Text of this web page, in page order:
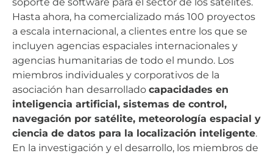
Hasta ahora, ha comercializado más 100 proyectos
a escala internacional, a clientes entre los que se
incluyen agencias espaciales internacionales y
agencias humanitarias de todo el mundo. Los
miembros individuales y corporativos de la
asociación han desarrollado capacidades en
inteligencia artificial, sistemas de control,
navegación por satélite, meteorología espacial y
ciencia de datos para la localización inteligente.
En la investigación y el desarrollo, los miembros de